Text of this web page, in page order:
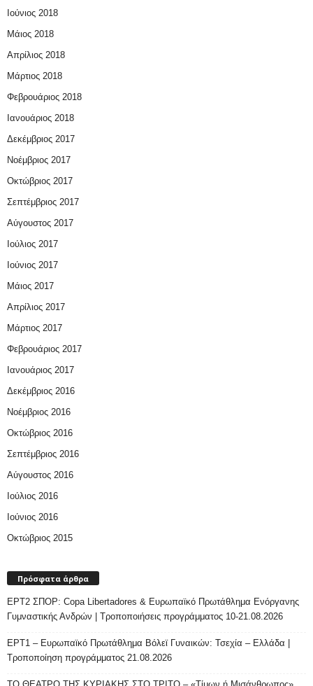
Ιούνιος 2018
Μάιος 2018
Απρίλιος 2018
Μάρτιος 2018
Φεβρουάριος 2018
Ιανουάριος 2018
Δεκέμβριος 2017
Νοέμβριος 2017
Οκτώβριος 2017
Σεπτέμβριος 2017
Αύγουστος 2017
Ιούλιος 2017
Ιούνιος 2017
Μάιος 2017
Απρίλιος 2017
Μάρτιος 2017
Φεβρουάριος 2017
Ιανουάριος 2017
Δεκέμβριος 2016
Νοέμβριος 2016
Οκτώβριος 2016
Σεπτέμβριος 2016
Αύγουστος 2016
Ιούλιος 2016
Ιούνιος 2016
Οκτώβριος 2015
Πρόσφατα άρθρα
ΕΡΤ2 ΣΠΟΡ: Copa Libertadores & Ευρωπαϊκό Πρωτάθλημα Ενόργανης
Γυμναστικής Ανδρών | Τροποποιήσεις προγράμματος 10-21.08.2026
ΕΡΤ1 – Ευρωπαϊκό Πρωτάθλημα Βόλεϊ Γυναικών: Τσεχία – Ελλάδα |
Τροποποίηση προγράμματος 21.08.2026